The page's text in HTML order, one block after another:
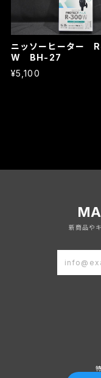
ニッソーヒーター
W BH-27
¥5,100
新商品や